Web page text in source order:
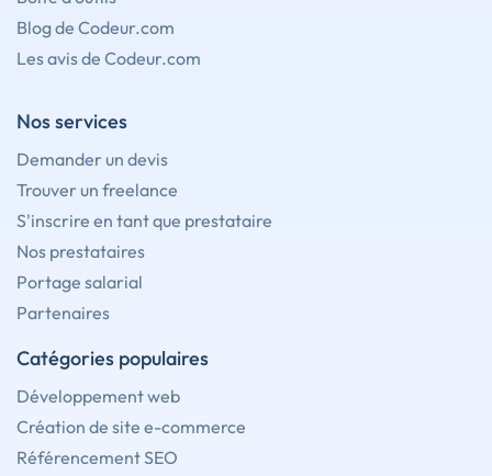
Blog de Codeur.com
Les avis de Codeur.com
Nos services
Demander un devis
Trouver un freelance
S'inscrire en tant que prestataire
Nos prestataires
Portage salarial
Partenaires
Catégories populaires
Développement web
Création de site e-commerce
Référencement SEO